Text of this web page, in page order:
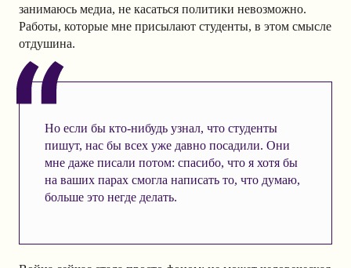
занимаюсь медиа, не касаться политики невозможно.
Работы, которые мне присылают студенты, в этом смысле
отдушина.
Но если бы кто-нибудь узнал, что студенты
пишут, нас бы всех уже давно посадили. Они
мне даже писали потом: спасибо, что я хотя бы
на ваших парах смогла написать то, что думаю,
больше это негде делать.